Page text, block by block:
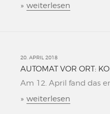
» weiterlesen
20. APRIL 2018
AUTOMAT VOR ORT:
Am 12. April fand das
» weiterlesen